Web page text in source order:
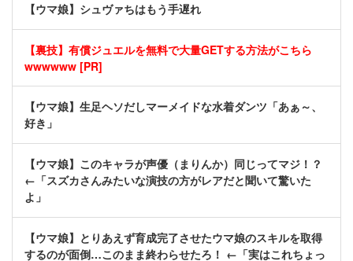
【ウマ娘】シュヴァちはもう手遅れ
【裏技】有償ジュエルを無料で大量GETする方法がこちら
wwwwww [PR]
【ウマ娘】生足ヘソだしマーメイドな水着ダンツ「あぁ～、
好き」
【ウマ娘】このキャラが声優（まりんか）同じってマジ！？
←「スズカさんみたいな演技の方がレアだと聞いて驚いた
よ」
【ウマ娘】とりあえず育成完了させたウマ娘のスキルを取得
するのが面倒…このまま終わらせたろ！ ←「実はこれちょっ